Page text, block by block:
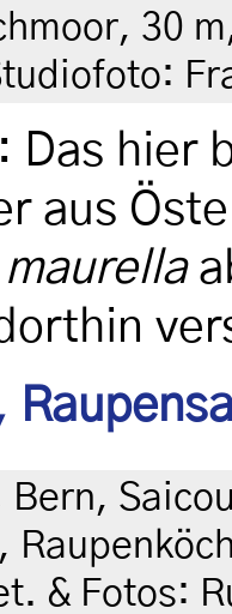
30
Das hier
aus
Bern,
& Fotos: